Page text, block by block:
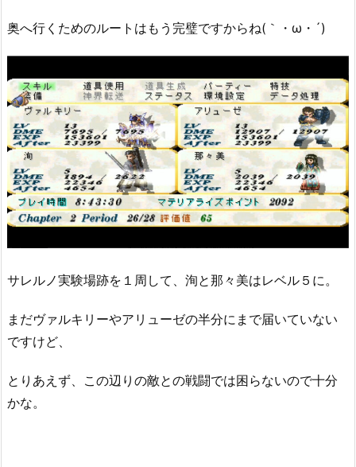
奥へ行くためのルートはもう完璧ですからね(｀・ω・´)
サレルノ実験場跡を１周して、洵と那々美はレベル５に。
まだヴァルキリーやアリューゼの半分にまで届いていない
ですけど、
とりあえず、この辺りの敵との戦闘では困らないので十分
かな。